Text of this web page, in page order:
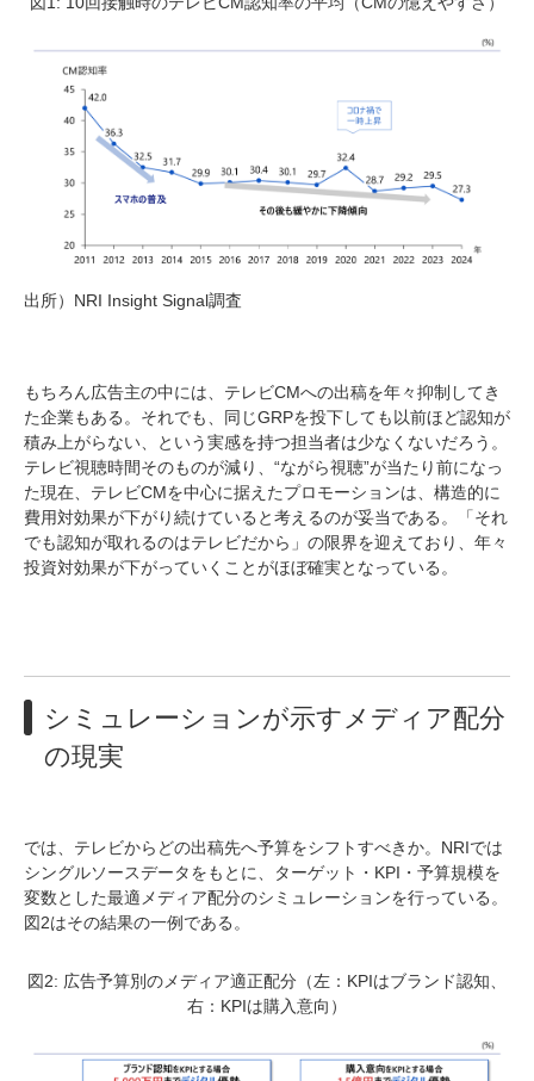
出所）NRI Insight Signal調査
もちろん広告主の中には、テレビCMへの出稿を年々抑制してき
た企業もある。それでも、同じGRPを投下しても以前ほど認知が
積み上がらない、という実感を持つ担当者は少なくないだろう。
テレビ視聴時間そのものが減り、“ながら視聴”が当たり前になっ
た現在、テレビCMを中心に据えたプロモーションは、構造的に
費用対効果が下がり続けていると考えるのが妥当である。「それ
でも認知が取れるのはテレビだから」の限界を迎えており、年々
投資対効果が下がっていくことがほぼ確実となっている。
シミュレーションが示すメディア配分
の現実
では、テレビからどの出稿先へ予算をシフトすべきか。NRIでは
シングルソースデータをもとに、ターゲット・KPI・予算規模を
変数とした最適メディア配分のシミュレーションを行っている。
図2はその結果の一例である。
図2: 広告予算別のメディア適正配分（左：KPIはブランド認知、
右：KPIは購入意向）